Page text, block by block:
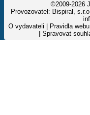
©2009-2026
Provozovatel: Bispiral,
O vydavateli
Pravidla
Spravovat